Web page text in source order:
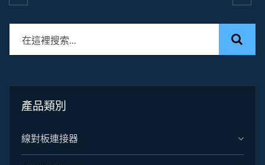
產品類別
線對板連接器